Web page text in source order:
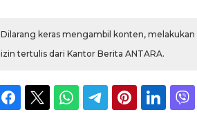
Dilarang keras mengambil konten,
izin tertulis dari Kantor Berita ANTARA.